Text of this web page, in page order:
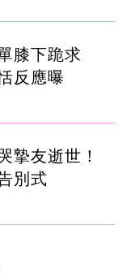
膝下跪求
反應曝
摯友逝世！
別式